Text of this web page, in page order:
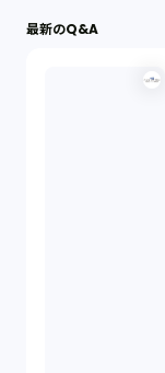
労働問題（33）
最新のQ&A